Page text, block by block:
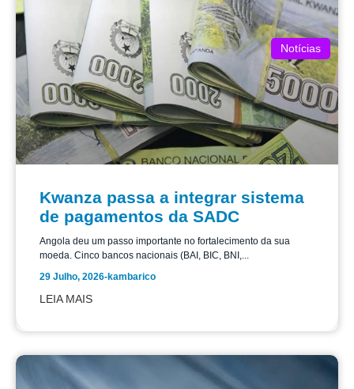
Notícias
Kwanza passa a integrar sistema
de pagamentos da SADC
Angola deu um passo importante no fortalecimento da sua
moeda. Cinco bancos nacionais (BAI, BIC, BNI,...
29 Julho, 2026-kambarico
LEIA MAIS